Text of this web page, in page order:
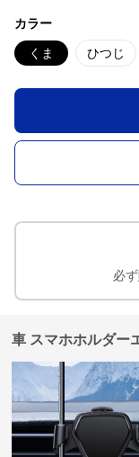
カラー
くま ひつじ
必
車 スマホホルダー